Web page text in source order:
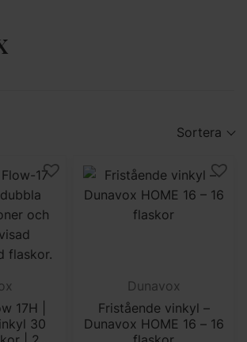
Sortera
17H |
30
Dunavox
Fristående vinkyl –
Dunavox HOME 16 – 16